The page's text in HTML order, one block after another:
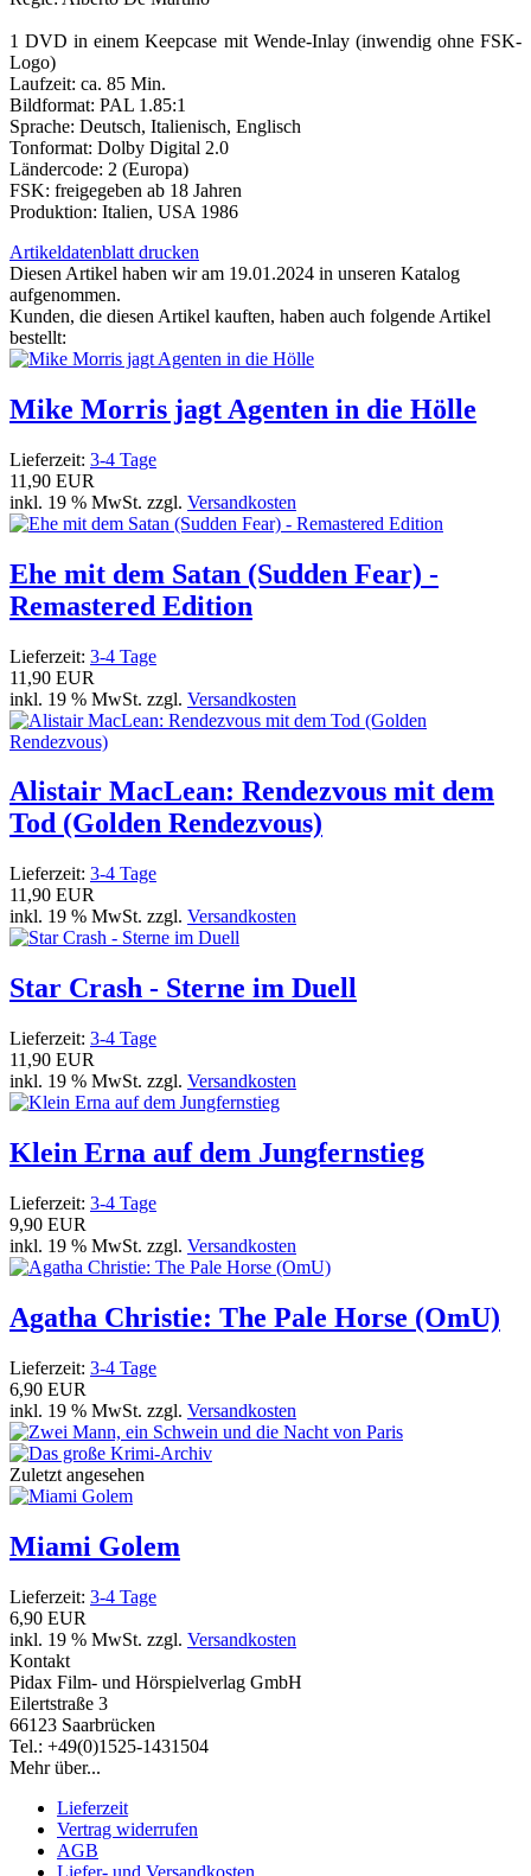
1 DVD in einem Keepcase mit Wende-Inlay (inwendig ohne FSK-
Logo)
Laufzeit: ca. 85 Min.
Bildformat: PAL 1.85:1
Sprache: Deutsch, Italienisch, Englisch
Tonformat: Dolby Digital 2.0
Ländercode: 2 (Europa)
FSK: freigegeben ab 18 Jahren
Produktion: Italien, USA 1986
Artikeldatenblatt drucken
Diesen Artikel haben wir am 19.01.2024 in unseren Katalog
aufgenommen.
Kunden, die diesen Artikel kauften, haben auch folgende Artikel
bestellt:
Mike Morris jagt Agenten in die Hölle
Lieferzeit: 3-4 Tage
11,90 EUR
inkl. 19 % MwSt. zzgl. Versandkosten
Ehe mit dem Satan (Sudden Fear) -
Remastered Edition
Lieferzeit: 3-4 Tage
11,90 EUR
inkl. 19 % MwSt. zzgl. Versandkosten
Alistair MacLean: Rendezvous mit dem
Tod (Golden Rendezvous)
Lieferzeit: 3-4 Tage
11,90 EUR
inkl. 19 % MwSt. zzgl. Versandkosten
Star Crash - Sterne im Duell
Lieferzeit: 3-4 Tage
11,90 EUR
inkl. 19 % MwSt. zzgl. Versandkosten
Klein Erna auf dem Jungfernstieg
Lieferzeit: 3-4 Tage
9,90 EUR
inkl. 19 % MwSt. zzgl. Versandkosten
Agatha Christie: The Pale Horse (OmU)
Lieferzeit: 3-4 Tage
6,90 EUR
inkl. 19 % MwSt. zzgl. Versandkosten
Zuletzt angesehen
Miami Golem
Lieferzeit: 3-4 Tage
6,90 EUR
inkl. 19 % MwSt. zzgl. Versandkosten
Kontakt
Pidax Film- und Hörspielverlag GmbH
Eilertstraße 3
66123 Saarbrücken
Tel.: +49(0)1525-1431504
Mehr über...
Lieferzeit
Vertrag widerrufen
AGB
Liefer- und Versandkosten